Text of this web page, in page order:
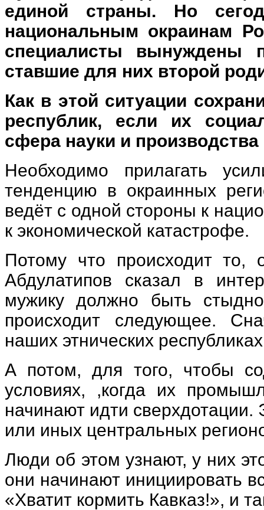
единой страны. Но
национальным окраинам
специалисты вынуждены
ставшие для них второй
Как в этой ситуации
республик, если их
сфера науки и
Необходимо прилагать
тенденцию в окраинных
ведёт с одной стороны к
к экономической катастрофе.
Потому что происходит
Абдулатипов сказал в
мужику должно быть
происходит следующее.
наших этнических
А потом, для того, чтобы
условиях, ,когда их
начинают идти сверхдотации.
или иных центральных
Люди об этом узнают, у них
они начинают инициировать
«Хватит кормить Кавказ!», и